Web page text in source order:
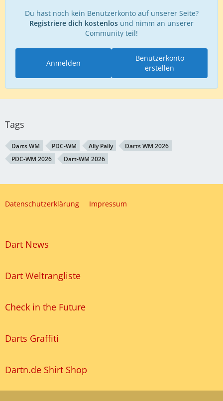
Du hast noch kein Benutzerkonto auf unserer Seite?
Registriere dich kostenlos und nimm an unserer
Community teil!
Benutzerkonto
erstellen
Anmelden
Tags
Darts WM PDC-WM Ally Pally
Darts WM 2026
PDC-WM 2026
Dart-WM 2026
Datenschutzerklärung Impressum
Dart News
Dart Weltrangliste
Check in the Future
Darts Graffiti
Dartn.de Shirt Shop